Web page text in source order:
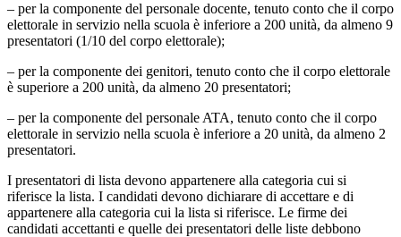
– per la componente del personale docente, tenuto conto che il corpo
elettorale in servizio nella scuola è inferiore a 200 unità, da almeno 9
presentatori (1/10 del corpo elettorale);
– per la componente dei genitori, tenuto conto che il corpo elettorale
è superiore a 200 unità, da almeno 20 presentatori;
– per la componente del personale ATA, tenuto conto che il corpo
elettorale in servizio nella scuola è inferiore a 20 unità, da almeno 2
presentatori.
I presentatori di lista devono appartenere alla categoria cui si
riferisce la lista. I candidati devono dichiarare di accettare e di
appartenere alla categoria cui la lista si riferisce. Le firme dei
candidati accettanti e quelle dei presentatori delle liste debbono